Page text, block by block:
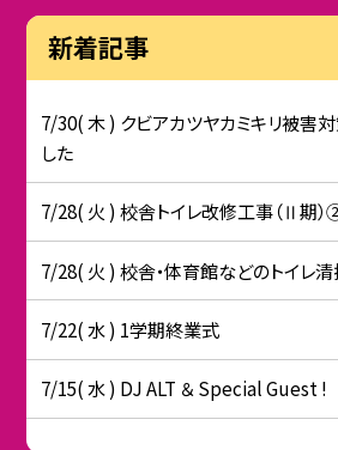
新着記事
7/30( 木 ) クビアカツヤカミキリ被害
した
7/28( 火 ) 校舎トイレ改修工事（Ⅱ期
7/28( 火 ) 校舎・体育館などのトイレ
7/22( 水 ) 1学期終業式
7/15( 水 ) DJ ALT ＆ Special Guest !